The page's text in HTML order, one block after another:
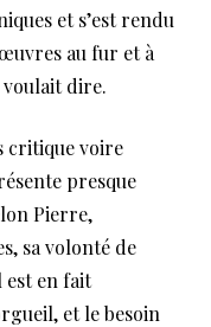
et s’est rendu
au fur et à
voulait dire.
critique voire
presque
Pierre,
sa volonté de
est en fait
et le besoin